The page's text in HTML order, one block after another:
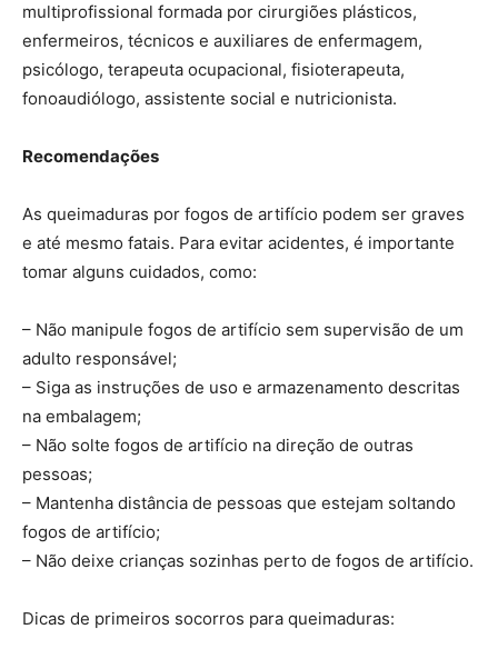
multiprofissional formada por cirurgiões plásticos,
enfermeiros, técnicos e auxiliares de enfermagem,
psicólogo, terapeuta ocupacional, fisioterapeuta,
fonoaudiólogo, assistente social e nutricionista.
Recomendações
As queimaduras por fogos de artifício podem ser graves
e até mesmo fatais. Para evitar acidentes, é importante
tomar alguns cuidados, como:
– Não manipule fogos de artifício sem supervisão de um
adulto responsável;
– Siga as instruções de uso e armazenamento descritas
na embalagem;
– Não solte fogos de artifício na direção de outras
pessoas;
– Mantenha distância de pessoas que estejam soltando
fogos de artifício;
– Não deixe crianças sozinhas perto de fogos de artifício.
Dicas de primeiros socorros para queimaduras: